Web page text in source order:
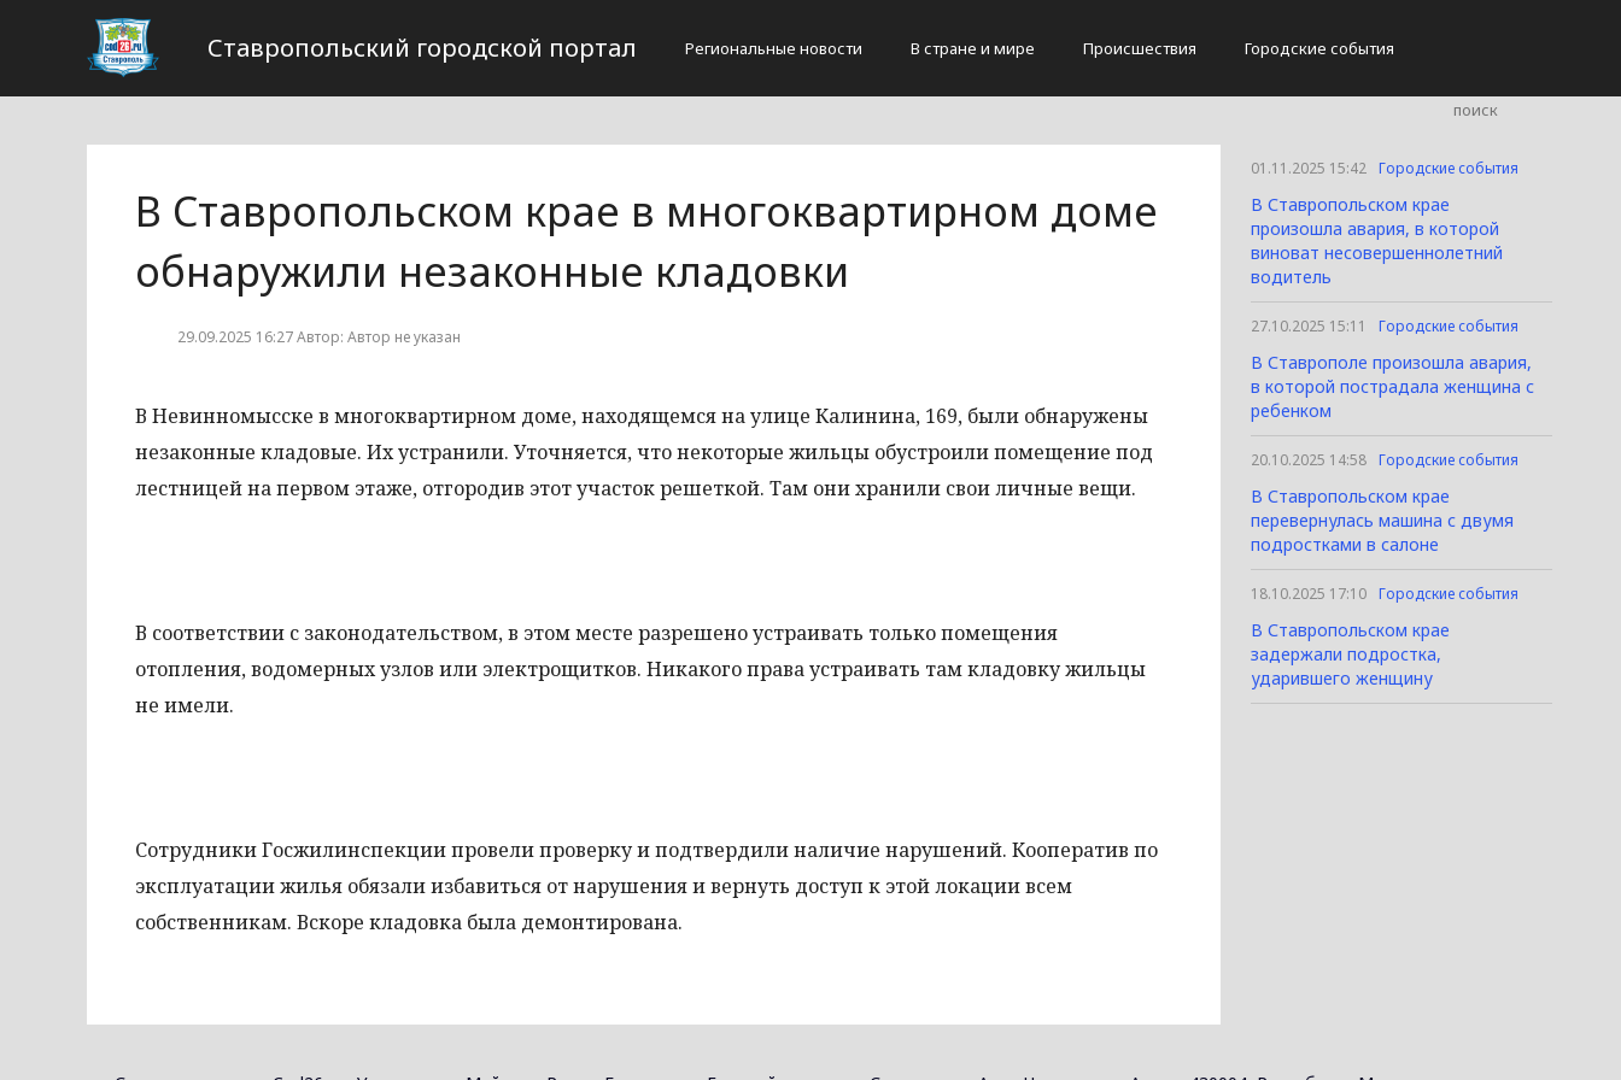
Ставропольский городской портал Региональные новости В стране и мире Происшествия Городские события
В Ставропольском крае в многоквартирном доме
обнаружили незаконные кладовки
29.09.2025 16:27 Автор: Автор не указан
В Невинномысске в многоквартирном доме, находящемся на улице Калинина, 169, были обнаружены
незаконные кладовые. Их устранили. Уточняется, что некоторые жильцы обустроили помещение под
лестницей на первом этаже, отгородив этот участок решеткой. Там они хранили свои личные вещи.
В соответствии с законодательством, в этом месте разрешено устраивать только помещения
отопления, водомерных узлов или электрощитков. Никакого права устраивать там кладовку жильцы
не имели.
Сотрудники Госжилинспекции провели проверку и подтвердили наличие нарушений. Кооператив по
эксплуатации жилья обязали избавиться от нарушения и вернуть доступ к этой локации всем
собственникам. Вскоре кладовка была демонтирована.
01.11.2025 15:42 Городские события
В Ставропольском крае
произошла авария, в которой
виноват несовершеннолетний
водитель
27.10.2025 15:11 Городские события
В Ставрополе произошла авария,
в которой пострадала женщина с
ребенком
20.10.2025 14:58 Городские события
В Ставропольском крае
перевернулась машина с двумя
подростками в салоне
18.10.2025 17:10 Городские события
В Ставропольском крае
задержали подростка,
ударившего женщину